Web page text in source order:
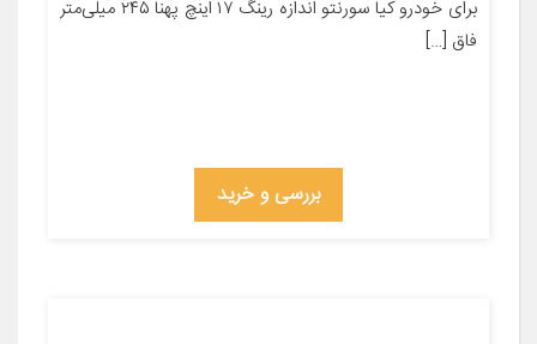
برای خودرو کیا سورنتو اندازه رینگ ۱۷ اینچ پهنا ۲۴۵ میلی‌متر
فاق […]
بررسی و خرید